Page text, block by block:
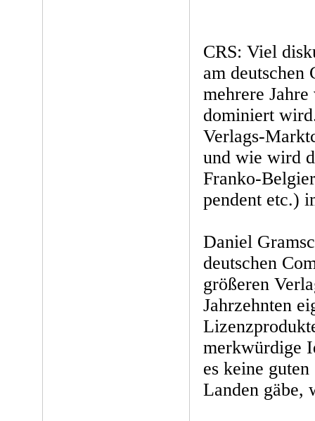
CRS: Viel
am deutschen
mehrere
dominiert
Verlags-
und wie wird
Franko-
pendent etc.)
Daniel
deutschen
größeren
Jahrzehnten
merkwürdige
es keine
Landen gäbe,